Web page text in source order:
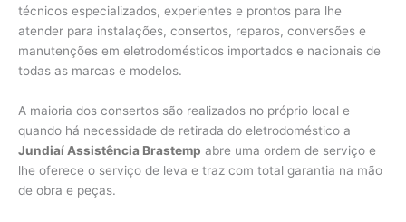
técnicos especializados, experientes e prontos para lhe
atender para instalações, consertos, reparos, conversões e
manutenções em eletrodomésticos importados e nacionais de
todas as marcas e modelos.
A maioria dos consertos são realizados no próprio local e
quando há necessidade de retirada do eletrodoméstico a
Jundiaí Assistência Brastemp abre uma ordem de serviço e
lhe oferece o serviço de leva e traz com total garantia na mão
de obra e peças.